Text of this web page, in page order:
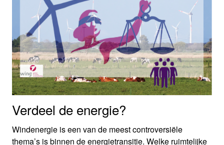
Verdeel de energie?
Windenergie is een van de meest controversiële
thema’s is binnen de energietransitie. Welke ruimtelijke